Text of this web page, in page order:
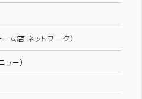
ム店 ネットワーク）
ー）